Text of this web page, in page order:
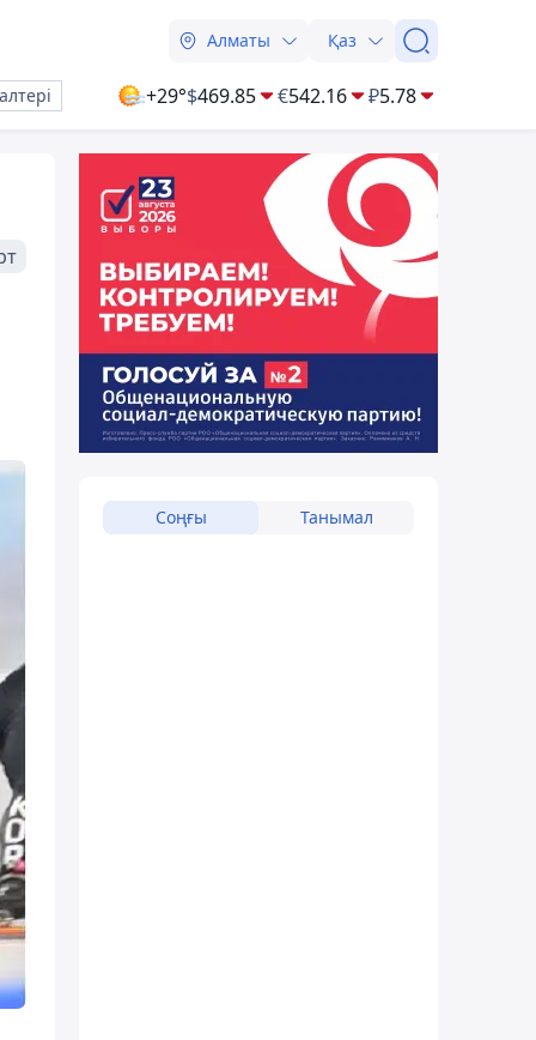
Алматы Қаз
+29°$469.85 €542.16 ₽5.78
Соңғы Танымал